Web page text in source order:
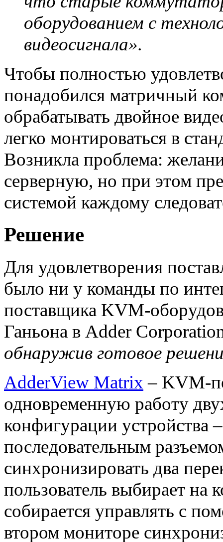
оборудованием с
видеосигнала».
Чтобы полностью
понадобился матричный
обрабатывать двойное
легко монтироваться в
Возникла проблема:
серверную, но при этом
системой каждому
Решение
Для удовлетворения
было ни у команды по
поставщика KVM-
Ганьона в Adder
обнаружив готовое
AdderView Matrix – KVM-
одновременную работу
конфигурации устройства
последовательным
синхронизировать два
пользователь выбирает на
собирается управлять с
втором мониторе